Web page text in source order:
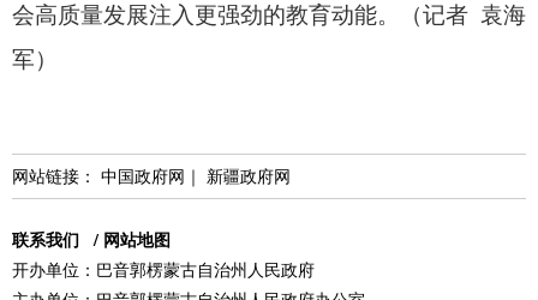
会高质量发展注入更强劲的教育动能。
（记者 袁海
军）
网站链接： 中国政府网 ｜ 新疆政府网
联系我们 / 网站地图
开办单位：巴音郭楞蒙古自治州人民政府